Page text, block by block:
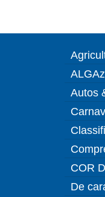
Autos
COR
De